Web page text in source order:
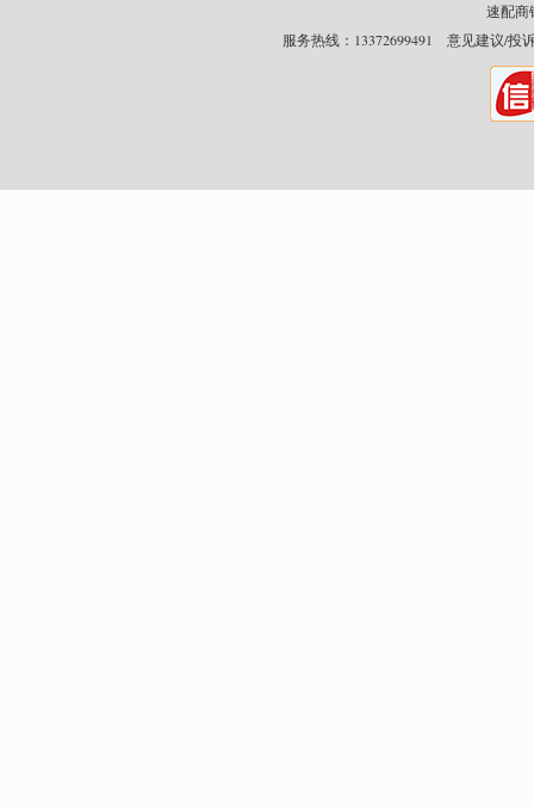
速配商
服务热线：13372699491 意见建议/投